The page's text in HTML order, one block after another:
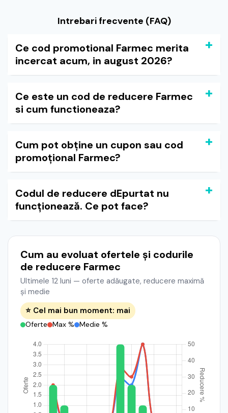
Intrebari frecvente (FAQ)
Ce cod promotional Farmec merita
incercat acum, in august 2026?
Ce este un cod de reducere Farmec
si cum functioneaza?
Cum pot obține un cupon sau cod
promoțional Farmec?
Codul de reducere dEpurtat nu
funcționează. Ce pot face?
Cum au evoluat ofertele și codurile
de reducere Farmec
Ultimele 12 luni — oferte adăugate, reducere maximă
și medie
⭐ Cel mai bun moment: mai
Oferte Max % Medie %